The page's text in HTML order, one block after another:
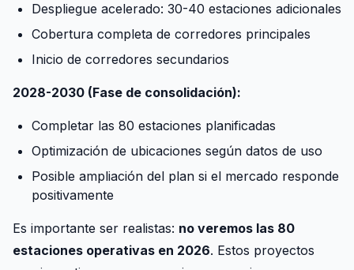
Despliegue acelerado: 30-40 estaciones adicionales
Cobertura completa de corredores principales
Inicio de corredores secundarios
2028-2030 (Fase de consolidación):
Completar las 80 estaciones planificadas
Optimización de ubicaciones según datos de uso
Posible ampliación del plan si el mercado responde
positivamente
Es importante ser realistas: no veremos las 80
estaciones operativas en 2026. Estos proyectos